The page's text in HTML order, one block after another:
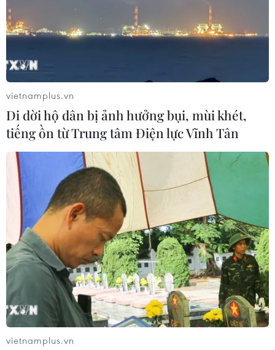
xuất siêu nông nghiệp
12/07/2025 04:26
gỗ và sản phẩm gỗ vẫn là một trong 5 nhóm hàng có
thặng dư thương mại lớn nhất của ngành nông nghiệp
với mức thặng dư đạt 6,69 tỷ USD.
vietnamplus.vn
Di dời hộ dân bị ảnh hưởng bụi, mùi khét,
tiếng ồn từ Trung tâm Điện lực Vĩnh Tân
vietnamplus.vn